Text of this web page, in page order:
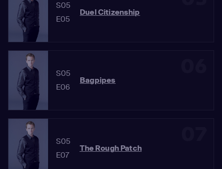
S05
E05
Duel Citizenship
S05
E06
Bagpipes
S05
E07
The Rough Patch